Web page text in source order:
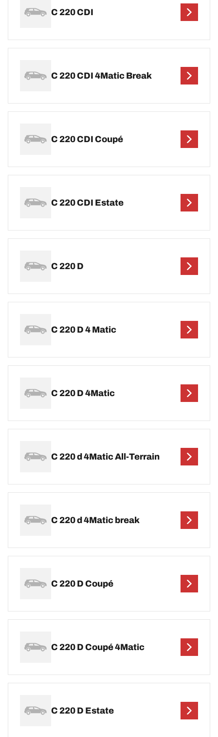
C 220 CDI
C 220 CDI 4Matic Break
C 220 CDI Coupé
C 220 CDI Estate
C 220 D
C 220 D 4 Matic
C 220 D 4Matic
C 220 d 4Matic All-Terrain
C 220 d 4Matic break
C 220 D Coupé
C 220 D Coupé 4Matic
C 220 D Estate